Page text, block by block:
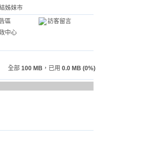
姊妹市
區
訪客留言
中心
全部 100 MB ，已用 0.0 MB (0%)